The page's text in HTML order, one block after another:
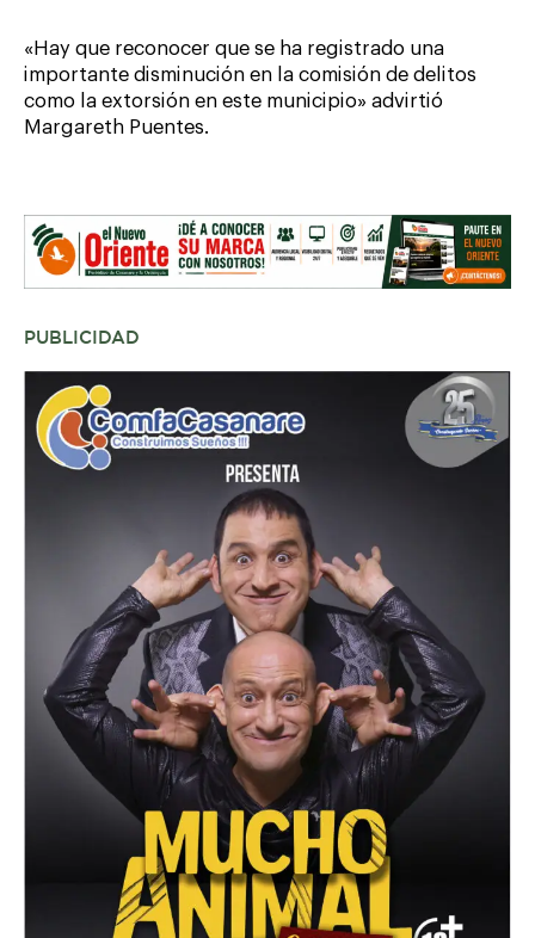
«Hay que reconocer que se ha registrado una
importante disminución en la comisión de delitos
como la extorsión en este municipio» advirtió
Margareth Puentes.
PUBLICIDAD